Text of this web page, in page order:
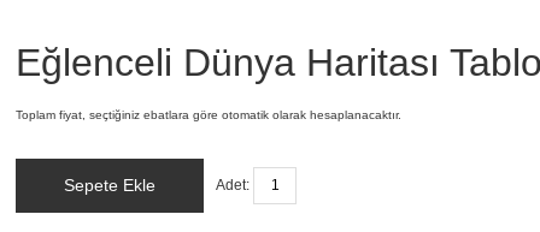
Eğlenceli Dünya Haritası
Toplam fiyat, seçtiğiniz ebatlara göre otomatik olarak hesaplanacaktır.
Sepete Ekle Adet: